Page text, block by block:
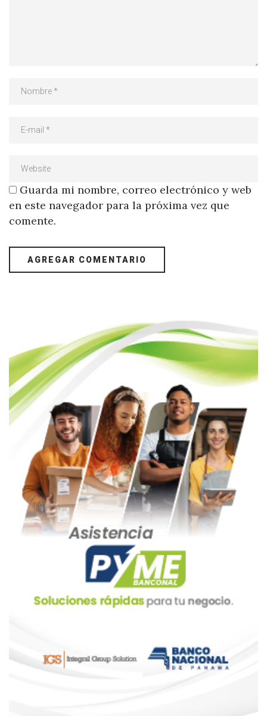
Guarda mi nombre, correo electrónico y web
en este navegador para la próxima vez que
comente.